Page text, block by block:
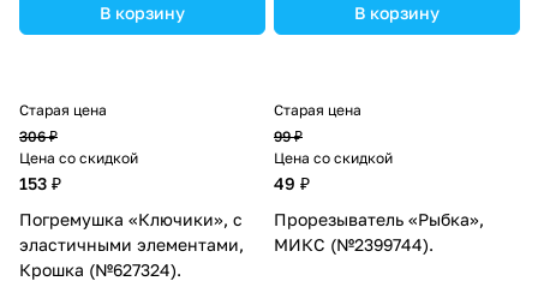
В корзину В корзину
Старая цена
306 ₽
Цена со скидкой
153 ₽
Погремушка «Ключики», с
эластичными элементами,
Крошка (№627324).
Старая цена
99 ₽
Цена со скидкой
49 ₽
Прорезыватель «Рыбка»,
МИКС (№2399744).